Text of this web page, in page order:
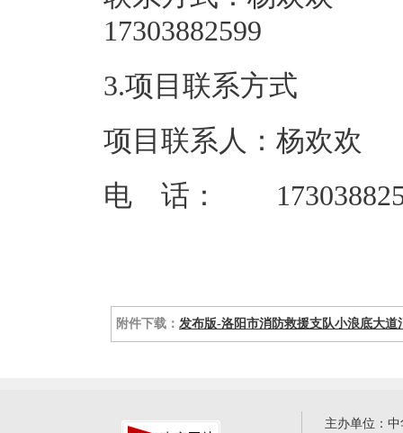
3.项目联系方式
项目联系人：杨欢欢
电 话：
附件下载： 发布版-洛阳市消防救援支队小浪底大
主办单位：